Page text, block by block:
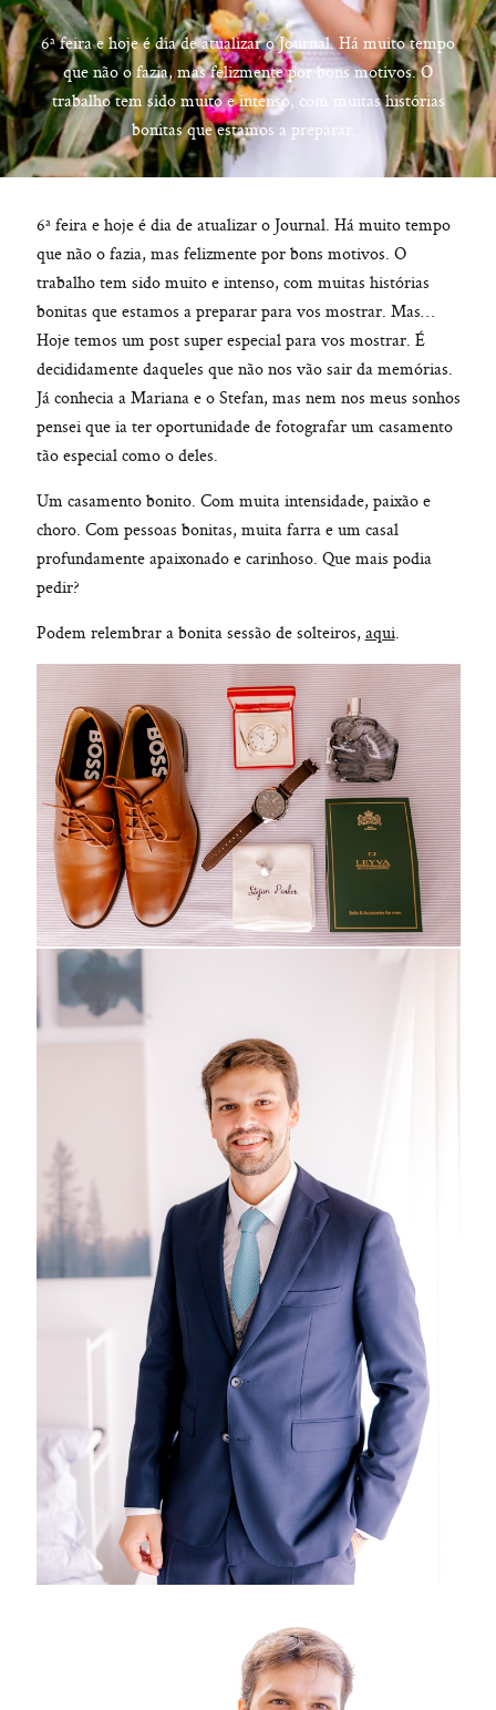
6ª feira e hoje é dia de atualizar o Journal. Há muito tempo
que não o fazia, mas felizmente por bons motivos. O
trabalho tem sido muito e intenso, com muitas histórias
bonitas que estamos a preparar...
6ª feira e hoje é dia de atualizar o Journal. Há muito tempo
que não o fazia, mas felizmente por bons motivos. O
trabalho tem sido muito e intenso, com muitas histórias
bonitas que estamos a preparar para vos mostrar. Mas…
Hoje temos um post super especial para vos mostrar. É
decididamente daqueles que não nos vão sair da memórias.
Já conhecia a Mariana e o Stefan, mas nem nos meus sonhos
pensei que ia ter oportunidade de fotografar um casamento
tão especial como o deles.
Um casamento bonito. Com muita intensidade, paixão e
choro. Com pessoas bonitas, muita farra e um casal
profundamente apaixonado e carinhoso. Que mais podia
pedir?
Podem relembrar a bonita sessão de solteiros, aqui.
hello@pedrofilipefotografia.pt